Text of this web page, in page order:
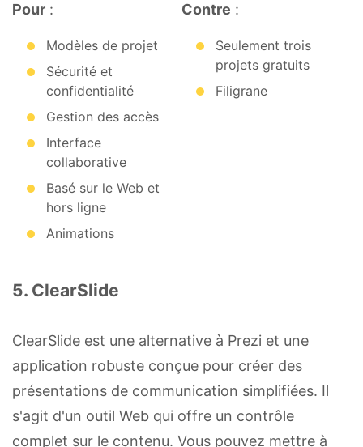
Pour :
Modèles de projet
Sécurité et
confidentialité
Gestion des accès
Interface
collaborative
Basé sur le Web et
hors ligne
Animations
Contre :
Seulement trois
projets gratuits
Filigrane
5. ClearSlide
ClearSlide est une alternative à Prezi et une
application robuste conçue pour créer des
présentations de communication simplifiées. Il
s'agit d'un outil Web qui offre un contrôle
complet sur le contenu. Vous pouvez mettre à